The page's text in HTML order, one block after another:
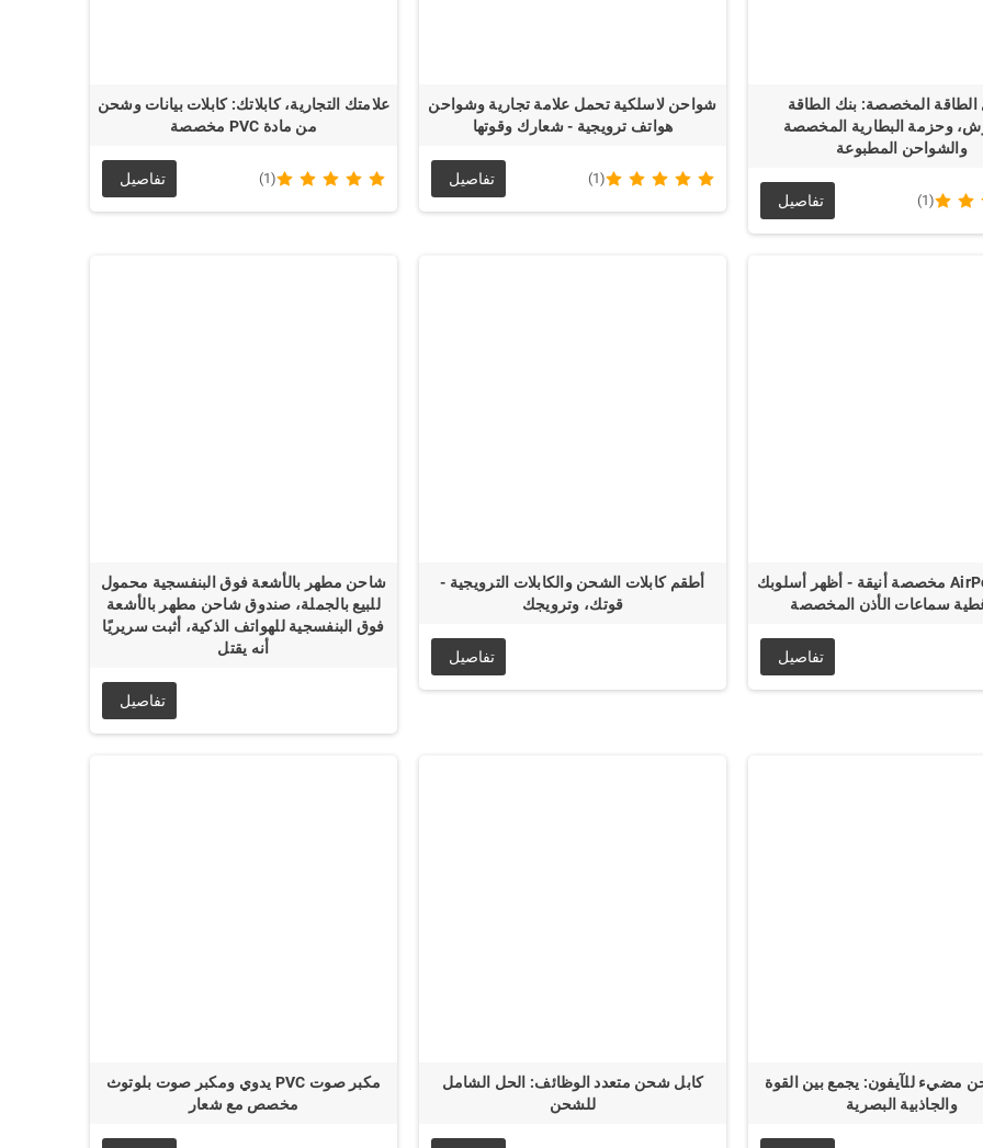
المخصصة: بنك الطاقة
وحزمة البطارية المخصصة
والشواحن المطبوعة
(1) تفاصيل
شواحن لاسلكية تحمل علامة تجارية وشواحن
هواتف ترويجية - شعارك وقوتها
(1) تفاصيل
علامتك التجارية، كابلاتك: كابلات بيانات وشحن
من مادة PVC مخصصة
(1) تفاصيل
حافظة AirPod مخصصة أنيقة - أظهر أسلوبك
سماعات الأذن المخصصة
تفاصيل
أطقم كابلات الشحن والكابلات الترويجية -
قوتك، وترويجك
تفاصيل
شاحن مطهر بالأشعة فوق البنفسجية محمول
للبيع بالجملة، صندوق شاحن مطهر بالأشعة
فوق البنفسجية للهواتف الذكية، أثبت سريريًا
أنه يقتل
تفاصيل
للآيفون: يجمع بين القوة
والجاذبية البصرية
كابل شحن متعدد الوظائف: الحل الشامل
للشحن
مكبر صوت PVC يدوي ومكبر صوت بلوتوث
مخصص مع شعار